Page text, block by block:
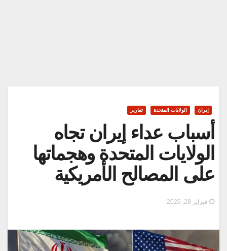
إيران الولايات المتحدة تقارير
أسباب عداء إيران تجاه
الولايات المتحدة وهجماتها
على المصالح الأمريكية
فبراير 28, 2026